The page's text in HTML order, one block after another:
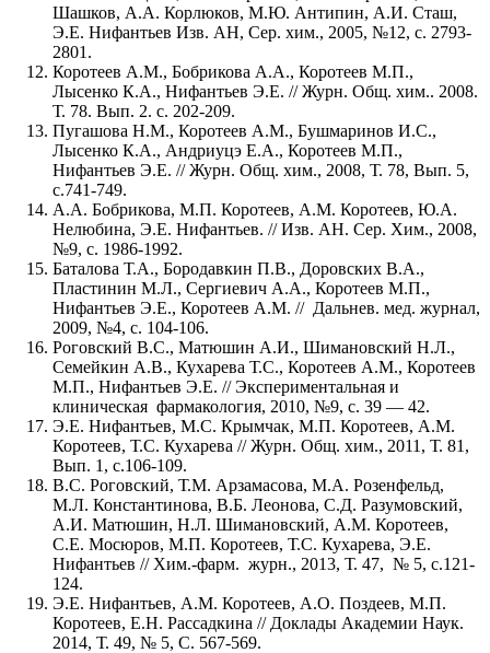
Шашков, А.А. Корлюков, М.Ю. Антипин, А.И. Сташ,
Э.Е. Нифантьев Изв. АН, Сер. хим., 2005, №12, с. 2793-
2801.
Коротеев А.М., Бобрикова А.А., Коротеев М.П.,
Лысенко К.А., Нифантьев Э.Е. // Журн. Общ. хим.. 2008.
Т. 78. Вып. 2. с. 202-209.
Пугашова Н.М., Коротеев А.М., Бушмаринов И.С.,
Лысенко К.А., Андриуцэ Е.А., Коротеев М.П.,
Нифантьев Э.Е. // Журн. Общ. хим., 2008, Т. 78, Вып. 5,
с.741-749.
А.А. Бобрикова, М.П. Коротеев, А.М. Коротеев, Ю.А.
Нелюбина, Э.Е. Нифантьев. // Изв. АН. Сер. Хим., 2008,
№9, с. 1986-1992.
Баталова Т.А., Бородавкин П.В., Доровских В.А.,
Пластинин М.Л., Сергиевич А.А., Коротеев М.П.,
Нифантьев Э.Е., Коротеев А.М. // Дальнев. мед. журнал,
2009, №4, с. 104-106.
Роговский В.С., Матюшин А.И., Шимановский Н.Л.,
Семейкин А.В., Кухарева Т.С., Коротеев А.М., Коротеев
М.П., Нифантьев Э.Е. // Экспериментальная и
клиническая фармакология, 2010, №9, с. 39 — 42.
Э.Е. Нифантьев, М.С. Крымчак, М.П. Коротеев, А.М.
Коротеев, Т.С. Кухарева // Журн. Общ. хим., 2011, Т. 81,
Вып. 1, с.106-109.
В.С. Роговский, Т.М. Арзамасова, М.А. Розенфельд,
М.Л. Константинова, В.Б. Леонова, С.Д. Разумовский,
А.И. Матюшин, Н.Л. Шимановский, А.М. Коротеев,
С.Е. Мосюров, М.П. Коротеев, Т.С. Кухарева, Э.Е.
Нифантьев // Хим.-фарм. журн., 2013, Т. 47, № 5, с.121-
124.
Э.Е. Нифантьев, А.М. Коротеев, А.О. Поздеев, М.П.
Коротеев, Е.Н. Рассадкина // Доклады Академии Наук.
2014, Т. 49, № 5, С. 567-569.